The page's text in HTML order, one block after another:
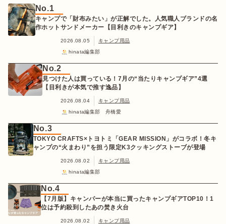
No.1
キャンプで「財布みたい」が正解でした。人気職人ブランドの名
作ホットサンドメーカー【目利きのキャンプギア】
2026.08.05
キャンプ用品
hinata編集部
No.2
見つけた人は買っている！7月の“当たりキャンプギア”4選
【目利きが本気で推す逸品】
2026.08.04
キャンプ用品
hinata編集部 舟橋愛
No.3
TOKYO CRAFTS×トヨトミ「GEAR MISSION」がコラボ！冬キ
ャンプの“火まわり”を担う限定K3クッキングストーブが登場
2026.08.02
キャンプ用品
hinata編集部
No.4
【7月版】キャンパーが本当に買ったキャンプギアTOP10！1
位は予約殺到したあの焚き火台
2026.08.02
キャンプ用品